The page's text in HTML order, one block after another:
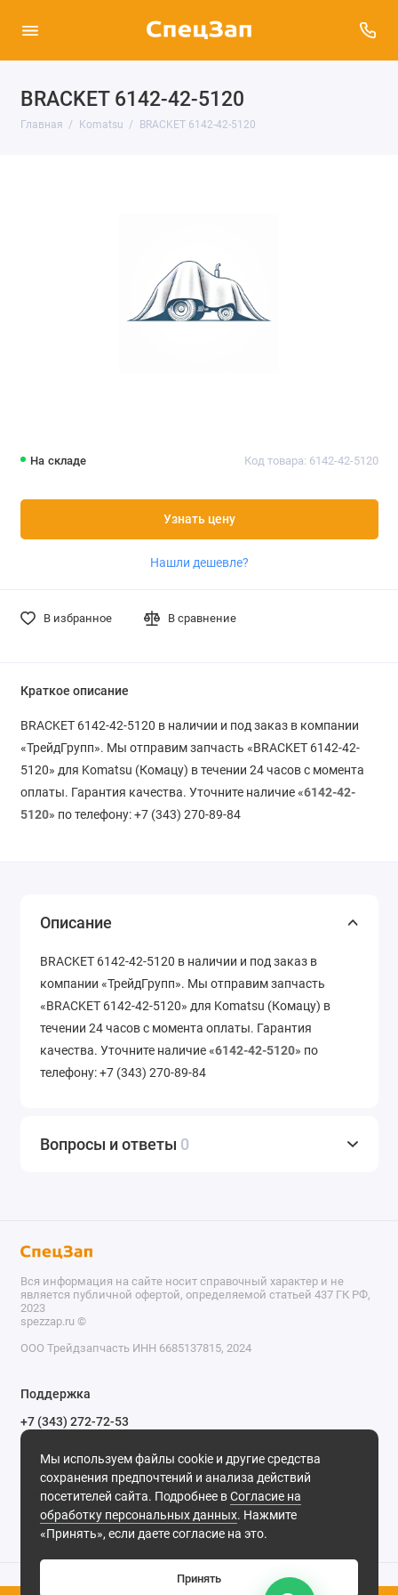
BRACKET 6142-42-5120
Главная Komatsu BRACKET 6142-42-5120
На складе Код товара: 6142-42-5120
Узнать цену
Нашли дешевле?
В избранное В сравнение
Краткое описание
BRACKET 6142-42-5120 в наличии и под заказ в компании
«ТрейдГрупп». Мы отправим запчасть «BRACKET 6142-42-
5120» для Komatsu (Комацу) в течении 24 часов с момента
оплаты. Гарантия качества. Уточните наличие «6142-42-
5120» по телефону: +7 (343) 270-89-84
Описание
BRACKET 6142-42-5120 в наличии и под заказ в
компании «ТрейдГрупп». Мы отправим запчасть
«BRACKET 6142-42-5120» для Komatsu (Комацу) в
течении 24 часов с момента оплаты. Гарантия
качества. Уточните наличие «6142-42-5120» по
телефону: +7 (343) 270-89-84
Вопросы и ответы 0
Мы используем файлы cookie и другие средства
сохранения предпочтений и анализа действий
посетителей сайта. Подробнее вСогласие на
обработку персональных данных. Нажмите
«Принять», если даете согласие на это.
Принять
Вся информация на сайте носит справочный характер и не
является публичной офертой, определяемой статьей 437 ГК РФ,
2023
spezzap.ru ©️
ООО Трейдзапчасть ИНН 6685137815, 2024
Поддержка
+7 (343) 272-72-53
Обратный звонок
620030, г. Екатеринбург, ул. Карьерная, д. 14, оф. 14.
Мы в сети